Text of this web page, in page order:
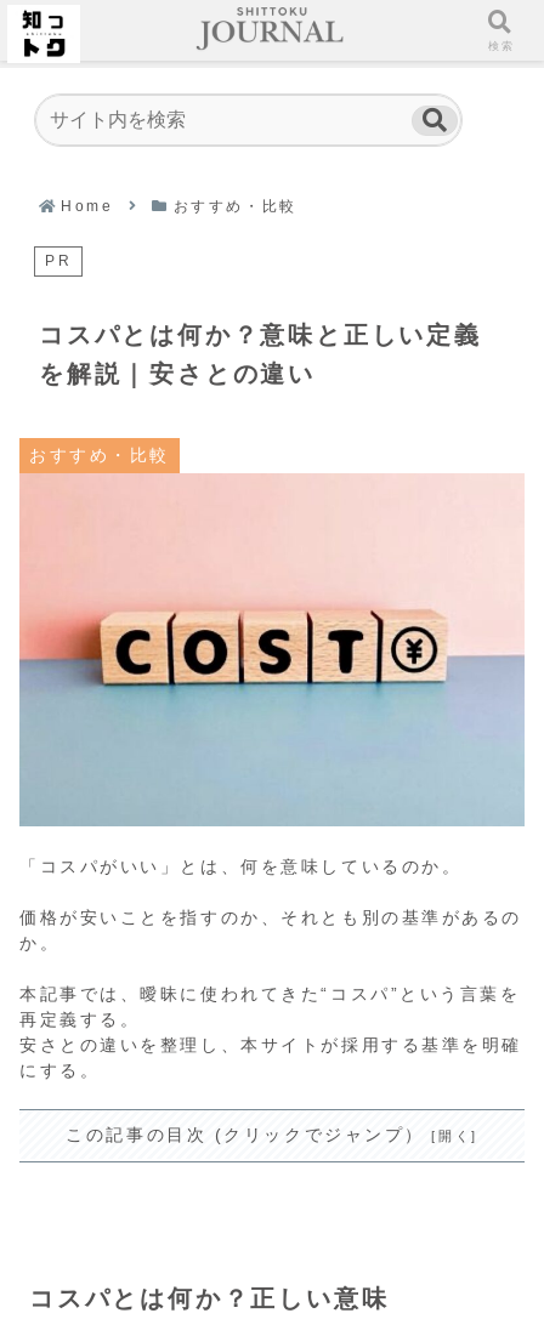
Home おすすめ・比較
PR
コスパとは何か？意味と正しい定義
を解説｜安さとの違い
おすすめ・比較
「コスパがいい」とは、何を意味しているのか。
価格が安いことを指すのか、それとも別の基準があるの
か。
本記事では、曖昧に使われてきた“コスパ”という言葉を
再定義する。
安さとの違いを整理し、本サイトが採用する基準を明確
にする。
この記事の目次 (クリックでジャンプ）
コスパとは何か？正しい意味
ホーム 検索